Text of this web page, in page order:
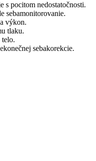
s pocitom nedostatočnosti.
sebamonitorovanie.
výkon.
tlaku.
telo.
sebakorekcie.